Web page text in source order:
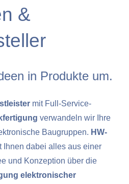
&
in Produkte um.
mit Full-Service-
verwandeln wir Ihre
Baugruppen. HW-
Ihnen dabei alles aus einer
und Konzeption über die
elektronischer